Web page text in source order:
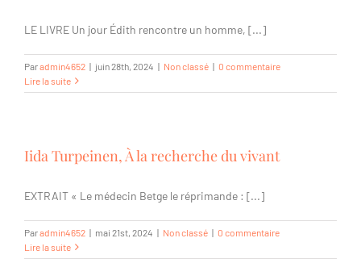
LE LIVRE Un jour Édith rencontre un homme, [...]
Paradmin4652 | juin 28th, 2024 | Non classé | 0 commentaire
Lire la suite
Iida Turpeinen, À la recherche du vivant
EXTRAIT « Le médecin Betge le réprimande : [...]
Paradmin4652 | mai 21st, 2024 | Non classé | 0 commentaire
Lire la suite